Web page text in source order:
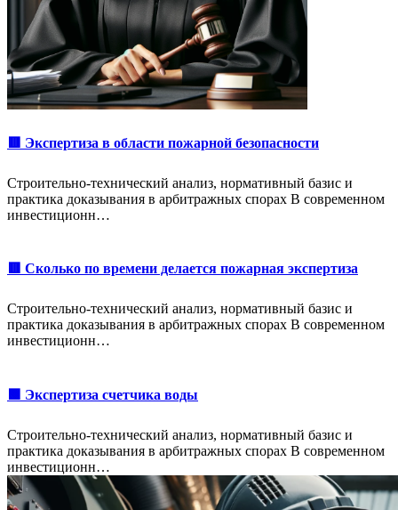
🟥 Экспертиза в области пожарной безопасности
Строительно-технический анализ, нормативный базис и
практика доказывания в арбитражных спорах В современном
инвестиционн…
🟥 Сколько по времени делается пожарная экспертиза
Строительно-технический анализ, нормативный базис и
практика доказывания в арбитражных спорах В современном
инвестиционн…
🟩 Экспертиза счетчика воды
Строительно-технический анализ, нормативный базис и
практика доказывания в арбитражных спорах В современном
инвестиционн…